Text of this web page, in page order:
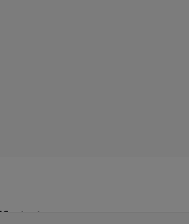
Contact